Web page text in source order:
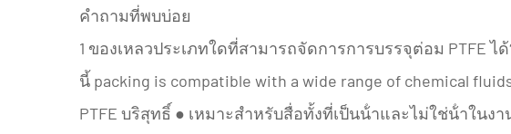
คําถามที่พบบ่อย
1 ของเหลวประเภทใดที่สามารถจัดการการบรรจุต่อม PTFE ได้
นี้ packing is compatible with a wide range of chemical
PTFE บริสุทธิ์ ● เหมาะสําหรับสื่อทั้งที่เป็นน้ําและไม่ใช่น้ําในง